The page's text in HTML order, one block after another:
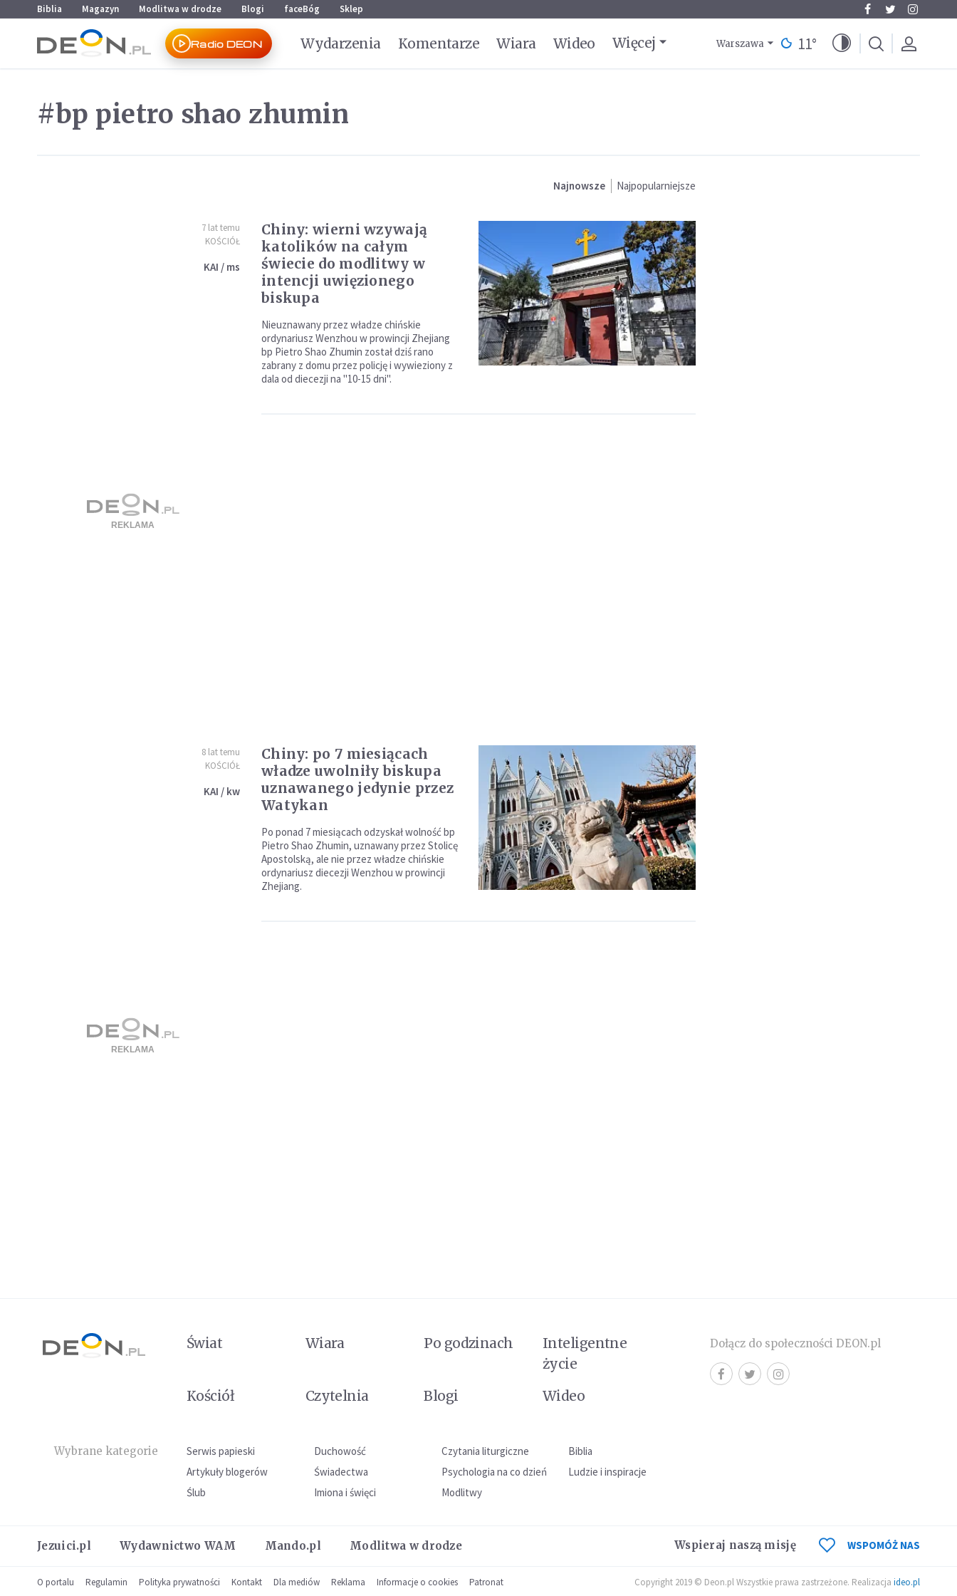
Przejdź do menu głównego
Przejdź do treści
Biblia Magazyn Modlitwa w drodze Blogi faceBóg Sklep
Radio DEON Wydarzenia Komentarze Wiara Wideo Więcej Warszawa 11°
#bp pietro shao zhumin
Najnowsze Najpopularniejsze
7 lat temu
KOŚCIÓŁ
KAI / ms
Chiny: wierni wzywają
katolików na całym
świecie do modlitwy w
intencji uwięzionego
biskupa
Nieuznawany przez władze chińskie
ordynariusz Wenzhou w prowincji Zhejiang
bp Pietro Shao Zhumin został dziś rano
zabrany z domu przez policję i wywieziony z
dala od diecezji na "10-15 dni".
8 lat temu
KOŚCIÓŁ
KAI / kw
Chiny: po 7 miesiącach
władze uwolniły biskupa
uznawanego jedynie przez
Watykan
Po ponad 7 miesiącach odzyskał wolność bp
Pietro Shao Zhumin, uznawany przez Stolicę
Apostolską, ale nie przez władze chińskie
ordynariusz diecezji Wenzhou w prowincji
Zhejiang.
Świat Wiara Po godzinach
Inteligentne
życie
Kościół
Czytelnia Blogi Wideo
Wybrane kategorie Serwis papieski Duchowość Czytania liturgiczne
Biblia
Artykuły blogerów
Świadectwa Psychologia na co dzień
Ludzie i inspiracje
Ślub
Imiona i święci Modlitwy
Dołącz do społeczności DEON.pl
Jezuici.pl Wydawnictwo WAM Mando.pl Modlitwa w drodze Wspieraj naszą misję WSPOMÓŻ NAS
O portalu Regulamin Polityka prywatności Kontakt Dla mediów Reklama Informacje o cookies Patronat Copyright 2019 © Deon.pl Wszystkie prawa zastrzeżone. Realizacja ideo.pl